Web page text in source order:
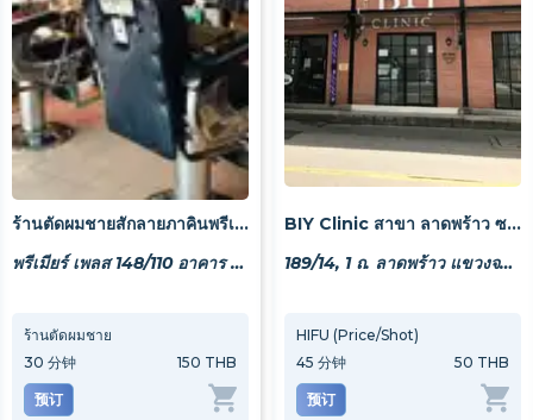
ร้านตัดผมชายสักลายภาคินพรีเมียร์
พรีเมียร์ เพลส 148/110 อาคาร 3 ถ. เสรี 9 แขวงสวนหลวง เขตสวนหลวง กรุงเทพมหานคร 10250
ร้านตัดผมชาย
30 分钟 150 THB
预订
ตัดหรือโกน
分钟 150 THB
120
BIY Clinic สาขา ลาดพร้าว ซอย 1 ( Ladprao Soi 1 Branch )
189/14, 1 ถ. ลาดพร้าว แขวงจอมพล เขตจตุจักร กรุงเทพมหานคร 10900, Thailand
HIFU (Price/Shot)
45 分钟 50 THB
预订